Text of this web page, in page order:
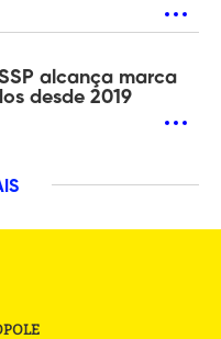
alcança marca
desde 2019